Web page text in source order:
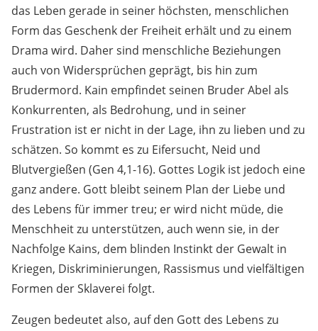
das Leben gerade in seiner höchsten, menschlichen
Form das Geschenk der Freiheit erhält und zu einem
Drama wird. Daher sind menschliche Beziehungen
auch von Widersprüchen geprägt, bis hin zum
Brudermord. Kain empfindet seinen Bruder Abel als
Konkurrenten, als Bedrohung, und in seiner
Frustration ist er nicht in der Lage, ihn zu lieben und zu
schätzen. So kommt es zu Eifersucht, Neid und
Blutvergießen (Gen 4,1-16). Gottes Logik ist jedoch eine
ganz andere. Gott bleibt seinem Plan der Liebe und
des Lebens für immer treu; er wird nicht müde, die
Menschheit zu unterstützen, auch wenn sie, in der
Nachfolge Kains, dem blinden Instinkt der Gewalt in
Kriegen, Diskriminierungen, Rassismus und vielfältigen
Formen der Sklaverei folgt.
Zeugen bedeutet also, auf den Gott des Lebens zu